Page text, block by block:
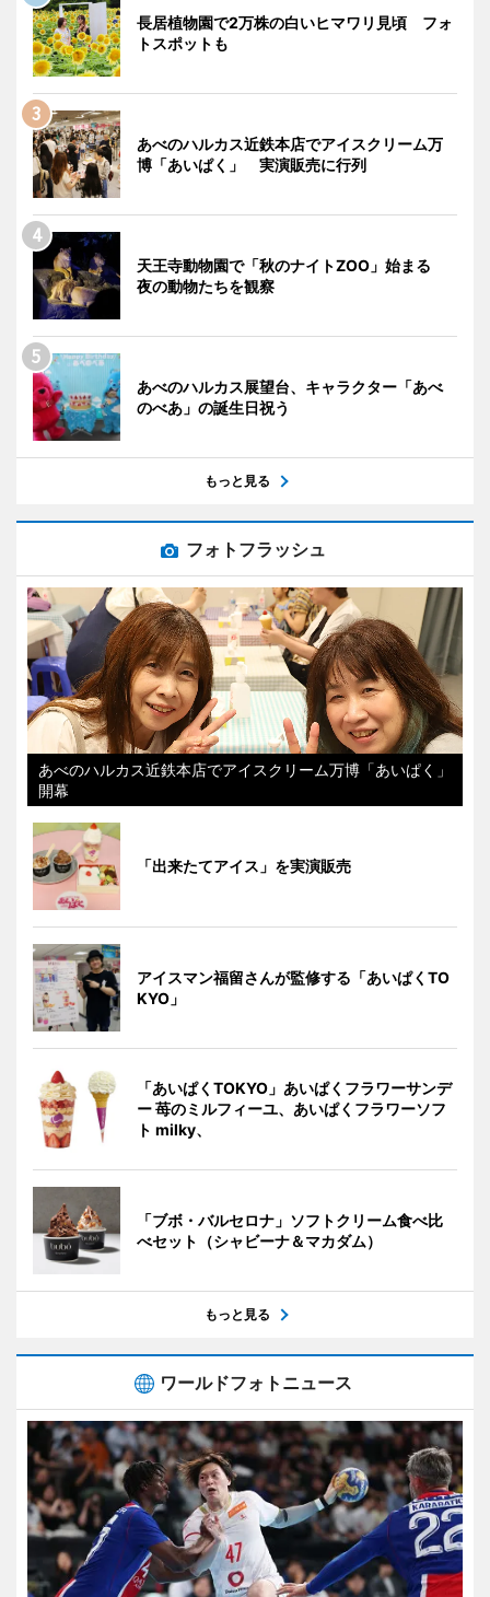
長居植物園で2万株の白いヒマワリ見頃 フォ
トスポットも
あべのハルカス近鉄本店でアイスクリーム万
博「あいぱく」 実演販売に行列
天王寺動物園で「秋のナイトZOO」始まる
夜の動物たちを観察
あべのハルカス展望台、キャラクター「あべ
のべあ」の誕生日祝う
もっと見る
フォトフラッシュ
あべのハルカス近鉄本店でアイスクリーム万博「あいぱく」
開幕
「出来たてアイス」を実演販売
アイスマン福留さんが監修する「あいぱくTO
KYO」
「あいぱくTOKYO」あいぱくフラワーサンデ
ー 苺のミルフィーユ、あいぱくフラワーソフ
ト milky、
「ブボ・バルセロナ」ソフトクリーム食べ比
べセット（シャビーナ＆マカダム）
もっと見る
ワールドフォトニュース